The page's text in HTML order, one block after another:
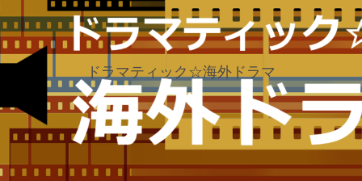
ドラマティック☆海外ドラマ